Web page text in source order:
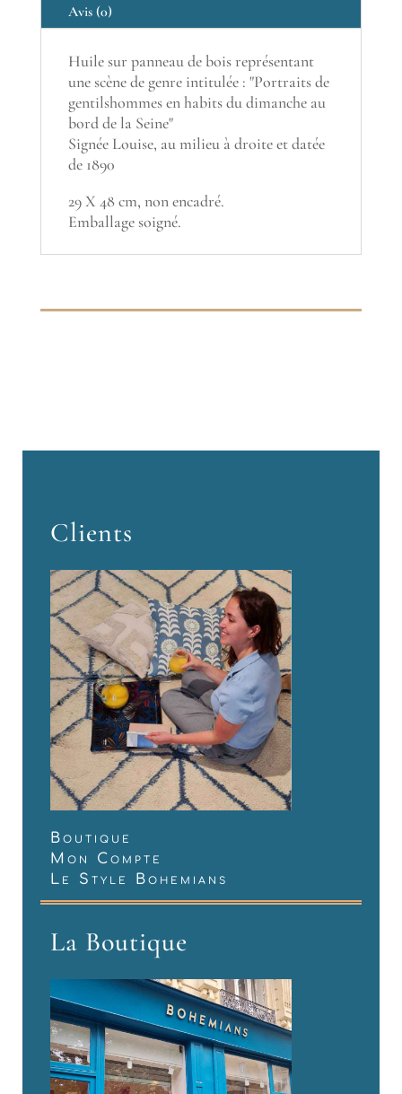
Avis (0)
Huile sur panneau de bois représentant
une scène de genre intitulée : "Portraits de
gentilshommes en habits du dimanche au
bord de la Seine"
Signée Louise, au milieu à droite et datée
de 1890
29 X 48 cm, non encadré.
Emballage soigné.
Clients
Boutique
Mon Compte
Le Style Bohemians
La Boutique